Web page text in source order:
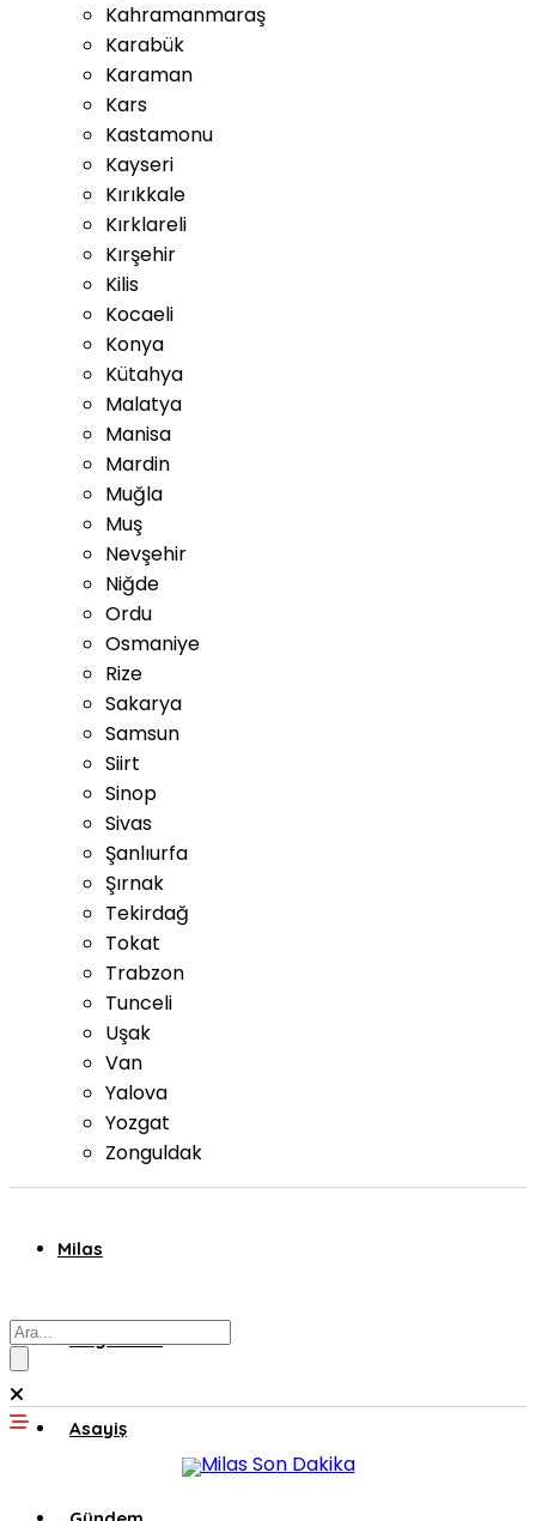
Kahramanmaraş
Karabük
Karaman
Kars
Kastamonu
Kayseri
Kırıkkale
Kırklareli
Kırşehir
Kilis
Kocaeli
Konya
Kütahya
Malatya
Manisa
Mardin
Muğla
Muş
Nevşehir
Niğde
Ordu
Osmaniye
Rize
Sakarya
Samsun
Siirt
Sinop
Sivas
Şanlıurfa
Şırnak
Tekirdağ
Tokat
Trabzon
Tunceli
Uşak
Van
Yalova
Yozgat
Zonguldak
Milas
Muğla’dan
Asayiş